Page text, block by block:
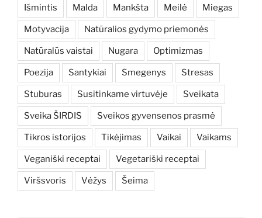
Išmintis Malda Mankšta Meilė Miegas
Motyvacija Natūralios gydymo priemonės
Natūralūs vaistai Nugara Optimizmas
Poezija Santykiai Smegenys Stresas
Stuburas Susitinkame virtuvėje Sveikata
Sveika ŠIRDIS Sveikos gyvensenos prasmė
Tikros istorijos Tikėjimas Vaikai Vaikams
Veganiški receptai Vegetariški receptai
Viršsvoris Vėžys Šeima